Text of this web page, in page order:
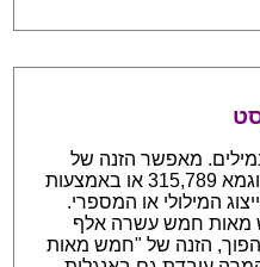
מאפשר הזנה של
מספרים באמצעות ספרות, לדוגמא 315,789 או באמצעות
המילולי או המספרי.
תחזיר שלוש מאות חמש עשרה אלף
הזנה של "חמש מאות